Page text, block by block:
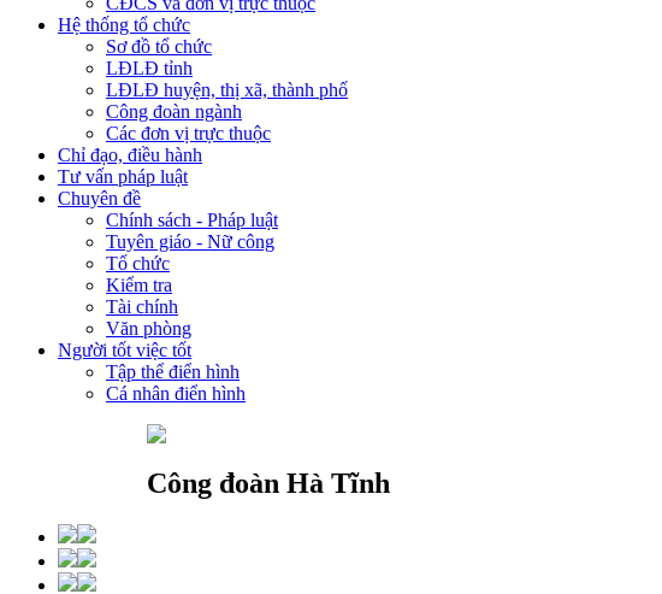
Hệ thống tổ chức
Sơ đồ tổ chức
LĐLĐ tỉnh
LĐLĐ huyện, thị xã, thành phố
Công đoàn ngành
Các đơn vị trực thuộc
Chỉ đạo, điều hành
Tư vấn pháp luật
Chuyên đề
Chính sách - Pháp luật
Tuyên giáo - Nữ công
Tổ chức
Kiểm tra
Tài chính
Văn phòng
Người tốt việc tốt
Tập thể điển hình
Cá nhân điển hình
Công đoàn Hà Tĩnh